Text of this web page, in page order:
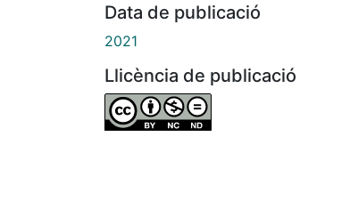
Data de publicació
2021
Llicència de publicació